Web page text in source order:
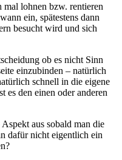
mal lohnen bzw. rentieren
ein, spätestens dann
besucht wird und sich
ob es nicht Sinn
einzubinden – natürlich
schnell in die eigene
es den einen oder anderen
aus sobald man die
dafür nicht eigentlich ein